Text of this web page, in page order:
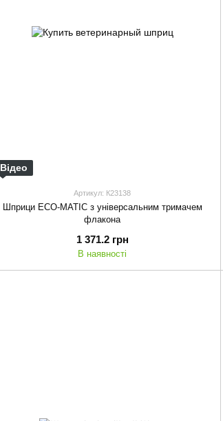
Відео
Артикул: К23138
Шприци ECO-MATIC з універсальним тримачем
флакона
1 371.2 грн
В наявності